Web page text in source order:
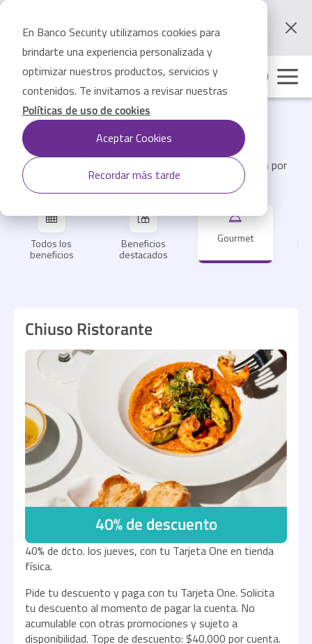
En Banco Security utilizamos cookies para
brindarte una experiencia personalizada y
optimizar nuestros productos, servicios y
contenidos. Te invitamos a revisar nuestras
Políticas de uso de cookies
Aceptar Cookies
Recordar más tarde
Pasar
contenido
principal
Utiliza tu APP Banco Security aquí
Ingresar
Beneficios Security
Explora los beneficios y descuentos que te ofrecemos por
ser cliente Security
Todos los
beneficios
Beneficios
destacados
Gourmet
40% de dcto. los jueves, con tu Tarjeta One en tienda
física.
Pide tu descuento y paga con tu Tarjeta One. Solicita
tu descuento al momento de pagar la cuenta. No
acumulable con otras promociones y sujeto a
disponibilidad. Tope de descuento: $40.000 por cuenta.
Chiuso Ristorante
40% de descuento